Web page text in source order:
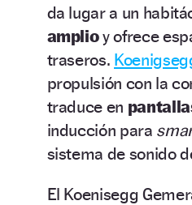
da lugar a un
amplioy ofrece
traseros.
propulsión con la
traduce en
inducción para
sistema de sonido
El Koenisegg